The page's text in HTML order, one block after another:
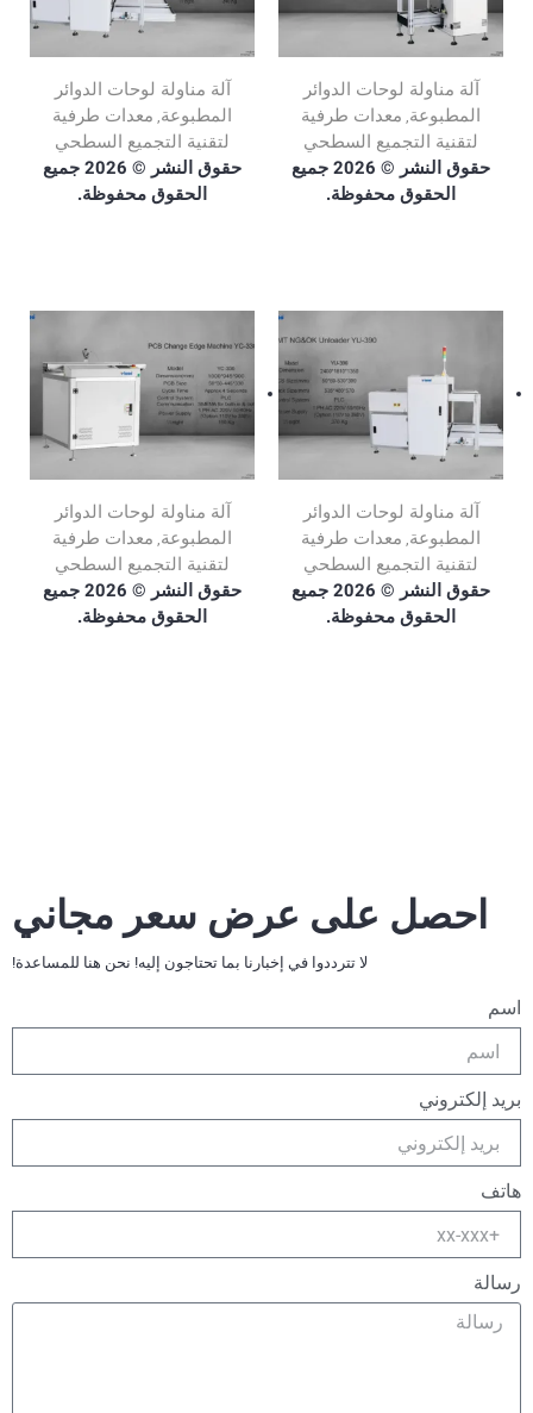
آلة مناولة لوحات الدوائر
المطبوعة معدات طرفية
لتقنية التجميع السطحي
حقوق النشر © 2026 جميع
الحقوق محفوظة.
آلة مناولة لوحات الدوائر
المطبوعة معدات طرفية
لتقنية التجميع السطحي
حقوق النشر © 2026 جميع
الحقوق محفوظة.
آلة مناولة لوحات الدوائر
المطبوعة معدات طرفية
لتقنية التجميع السطحي
حقوق النشر © 2026 جميع
الحقوق محفوظة.
آلة مناولة لوحات الدوائر
المطبوعة معدات طرفية
لتقنية التجميع السطحي
حقوق النشر © 2026 جميع
الحقوق محفوظة.
احصل على عرض سعر مجاني
لا تترددوا في إخبارنا بما تحتاجون إليه! نحن هنا للمساعدة!
اسم
بريد إلكتروني
هاتف
رسالة